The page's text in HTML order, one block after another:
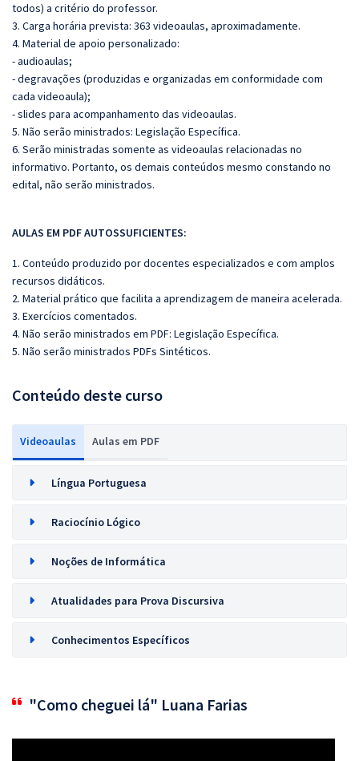
todos) a critério do professor.
3. Carga horária prevista: 363 videoaulas, aproximadamente.
4. Material de apoio personalizado:
- audioaulas;
- degravações (produzidas e organizadas em conformidade com
cada videoaula);
- slides para acompanhamento das videoaulas.
5. Não serão ministrados: Legislação Específica.
6. Serão ministradas somente as videoaulas relacionadas no
informativo. Portanto, os demais conteúdos mesmo constando no
edital, não serão ministrados.
AULAS EM PDF AUTOSSUFICIENTES:
1. Conteúdo produzido por docentes especializados e com amplos
recursos didáticos.
2. Material prático que facilita a aprendizagem de maneira acelerada.
3. Exercícios comentados.
4. Não serão ministrados em PDF: Legislação Específica.
5. Não serão ministrados PDFs Sintéticos.
Conteúdo deste curso
Videoaulas Aulas em PDF
Língua Portuguesa
Raciocínio Lógico
Noções de Informática
Atualidades para Prova Discursiva
Conhecimentos Específicos
"Como cheguei lá" Luana Farias